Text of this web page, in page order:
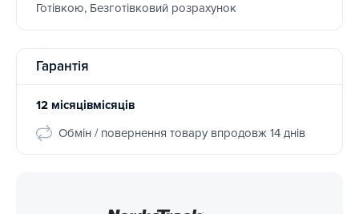
Готівкою, Безготівковий розрахунок
Гарантія
12 місяцівмісяців
Обмін / повернення товару впродовж 14 днів